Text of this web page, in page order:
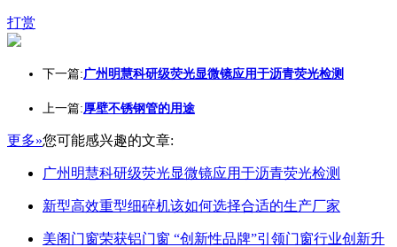
打赏
下一篇:广州明慧科研级荧光显微镜应用于沥青荧光检测
上一篇:厚壁不锈钢管的用途
更多»您可能感兴趣的文章:
广州明慧科研级荧光显微镜应用于沥青荧光检测
新型高效重型细碎机该如何选择合适的生产厂家
美阁门窗荣获铝门窗 “创新性品牌”引领门窗行业创新升